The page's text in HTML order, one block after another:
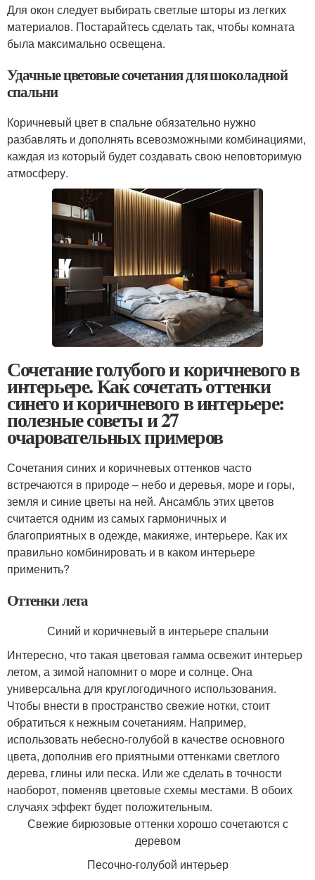
Для окон следует выбирать светлые шторы из легких
материалов. Постарайтесь сделать так, чтобы комната
была максимально освещена.
Удачные цветовые сочетания для шоколадной
спальни
Коричневый цвет в спальне обязательно нужно
разбавлять и дополнять всевозможными комбинациями,
каждая из который будет создавать свою неповторимую
атмосферу.
Сочетание голубого и коричневого в
интерьере. Как сочетать оттенки
синего и коричневого в интерьере:
полезные советы и 27
очаровательных примеров
Сочетания синих и коричневых оттенков часто
встречаются в природе – небо и деревья, море и горы,
земля и синие цветы на ней. Ансамбль этих цветов
считается одним из самых гармоничных и
благоприятных в одежде, макияже, интерьере. Как их
правильно комбинировать и в каком интерьере
применить?
Оттенки лета
Синий и коричневый в интерьере спальни
Интересно, что такая цветовая гамма освежит интерьер
летом, а зимой напомнит о море и солнце. Она
универсальна для круглогодичного использования.
Чтобы внести в пространство свежие нотки, стоит
обратиться к нежным сочетаниям. Например,
использовать небесно-голубой в качестве основного
цвета, дополнив его приятными оттенками светлого
дерева, глины или песка. Или же сделать в точности
наоборот, поменяв цветовые схемы местами. В обоих
случаях эффект будет положительным.
Свежие бирюзовые оттенки хорошо сочетаются с
деревом
Песочно-голубой интерьер